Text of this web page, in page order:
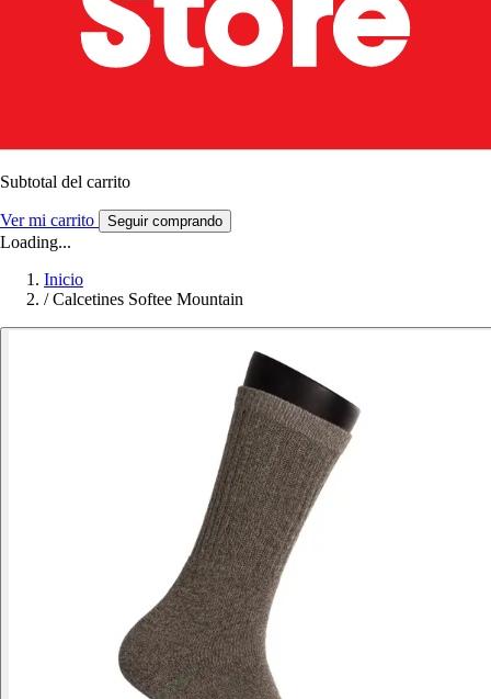
Subtotal del carrito
Ver mi carrito Seguir comprando
Loading...
Inicio
/ Calcetines Softee Mountain